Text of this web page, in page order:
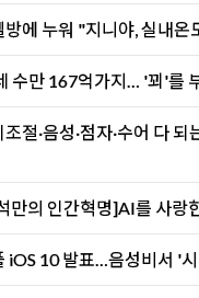
에 누워 "지니야, 실내
수만 167억가지… '꾀'를
절·음성·점자·수어 다
만의 인간혁명]AI를 사랑
iOS 10 발표…음성비서 '